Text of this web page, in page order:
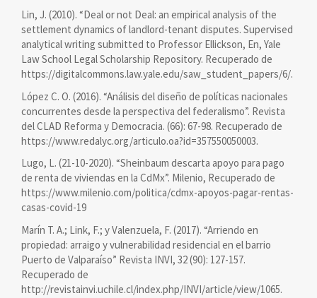
Lin, J. (2010). “Deal or not Deal: an empirical analysis of the
settlement dynamics of landlord-tenant disputes. Supervised
analytical writing submitted to Professor Ellickson, En, Yale
Law School Legal Scholarship Repository. Recuperado de
https://digitalcommons.law.yale.edu/saw_student_papers/6/.
López C. O. (2016). “Análisis del diseño de políticas nacionales
concurrentes desde la perspectiva del federalismo”. Revista
del CLAD Reforma y Democracia. (66): 67-98. Recuperado de
https://www.redalyc.org/articulo.oa?id=357550050003.
Lugo, L. (21-10-2020). “Sheinbaum descarta apoyo para pago
de renta de viviendas en la CdMx”. Milenio, Recuperado de
https://www.milenio.com/politica/cdmx-apoyos-pagar-rentas-
casas-covid-19
Marín T. A.; Link, F.; y Valenzuela, F. (2017). “Arriendo en
propiedad: arraigo y vulnerabilidad residencial en el barrio
Puerto de Valparaíso” Revista INVI, 32 (90): 127-157.
Recuperado de
http://revistainvi.uchile.cl/index.php/INVI/article/view/1065.